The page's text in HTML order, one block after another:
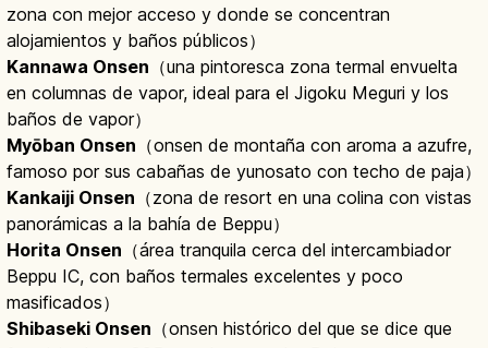
zona con mejor acceso y donde se concentran
alojamientos y baños públicos）
Kannawa Onsen （una pintoresca zona termal envuelta
en columnas de vapor, ideal para el Jigoku Meguri y los
baños de vapor）
Myōban Onsen （onsen de montaña con aroma a azufre,
famoso por sus cabañas de yunosato con techo de paja）
Kankaiji Onsen （zona de resort en una colina con vistas
panorámicas a la bahía de Beppu）
Horita Onsen （área tranquila cerca del intercambiador
Beppu IC, con baños termales excelentes y poco
masificados）
Shibaseki Onsen （onsen histórico del que se dice que